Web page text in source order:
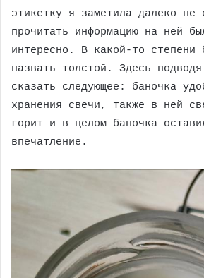
этикетку я заметила далеко не
прочитать информацию на ней
интересно. В какой-то степени
назвать толстой. Здесь
сказать следующее: баночка
хранения свечи, также в ней
горит и в целом баночка
впечатление.